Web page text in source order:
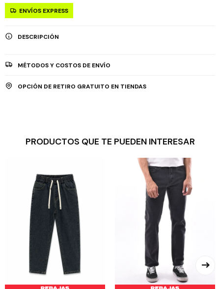
ENVÍOS EXPRESS
DESCRIPCIÓN
MÉTODOS Y COSTOS DE ENVÍO
OPCIÓN DE RETIRO GRATUITO EN TIENDAS
PRODUCTOS QUE TE PUEDEN INTERESAR